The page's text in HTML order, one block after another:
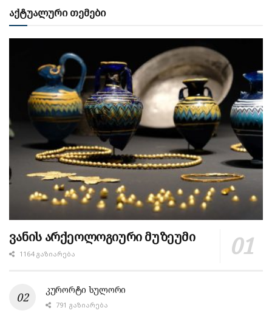
აქტუალური თემები
ვანის არქეოლოგიური მუზეუმი
1164 ᲒᲐᲖᲘᲐᲠᲔᲑᲐ
კურორტი სულორი
791 ᲒᲐᲖᲘᲐᲠᲔᲑᲐ